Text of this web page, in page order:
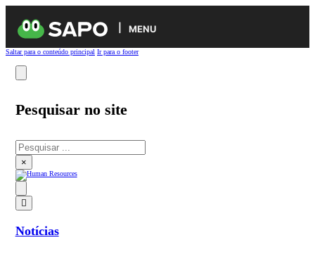
MENU
Saltar para o conteúdo principal Ir para o footer
Pesquisar no site
Pesquisar
×
Notícias